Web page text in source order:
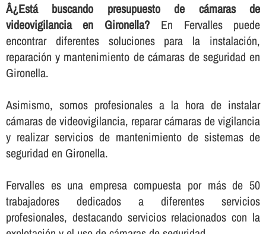
Â¿Está buscando presupuesto de cámaras de
videovigilancia en Gironella? En Fervalles puede
encontrar diferentes soluciones para la instalación,
reparación y mantenimiento de cámaras de seguridad en
Gironella.
Asimismo, somos profesionales a la hora de instalar
cámaras de videovigilancia, reparar cámaras de vigilancia
y realizar servicios de mantenimiento de sistemas de
seguridad en Gironella.
Fervalles es una empresa compuesta por más de 50
trabajadores dedicados a diferentes servicios
profesionales, destacando servicios relacionados con la